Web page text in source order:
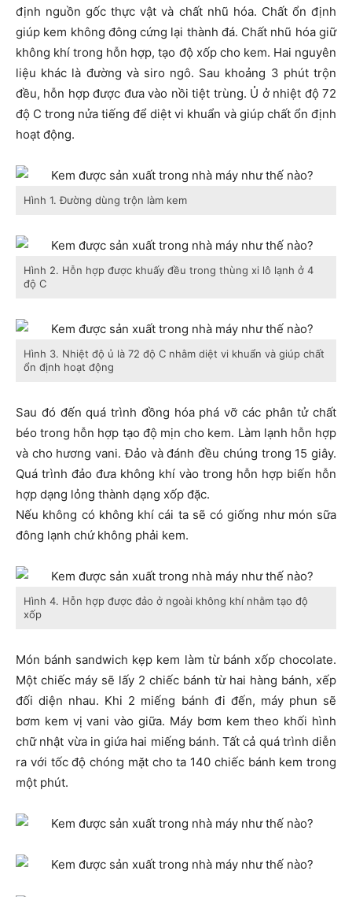
định nguồn gốc thực vật và chất nhũ hóa. Chất ổn định
giúp kem không đông cứng lại thành đá. Chất nhũ hóa giữ
không khí trong hỗn hợp, tạo độ xốp cho kem. Hai nguyên
liệu khác là đường và siro ngô. Sau khoảng 3 phút trộn
đều, hỗn hợp được đưa vào nồi tiệt trùng. Ủ ở nhiệt độ 72
độ C trong nửa tiếng để diệt vi khuẩn và giúp chất ổn định
hoạt động.
Hình 1. Đường dùng trộn làm kem
Hình 2. Hỗn hợp được khuấy đều trong thùng xi lô lạnh ở 4
độ C
Hình 3. Nhiệt độ ủ là 72 độ C nhằm diệt vi khuẩn và giúp chất
ổn định hoạt động
Sau đó đến quá trình đồng hóa phá vỡ các phân tử chất
béo trong hỗn hợp tạo độ mịn cho kem. Làm lạnh hỗn hợp
và cho hương vani. Đảo và đánh đều chúng trong 15 giây.
Quá trình đảo đưa không khí vào trong hỗn hợp biến hỗn
hợp dạng lỏng thành dạng xốp đặc.
Nếu không có không khí cái ta sẽ có giống như món sữa
đông lạnh chứ không phải kem.
Hình 4. Hỗn hợp được đảo ở ngoài không khí nhằm tạo độ
xốp
Món bánh sandwich kẹp kem làm từ bánh xốp chocolate.
Một chiếc máy sẽ lấy 2 chiếc bánh từ hai hàng bánh, xếp
đối diện nhau. Khi 2 miếng bánh đi đến, máy phun sẽ
bơm kem vị vani vào giữa. Máy bơm kem theo khối hình
chữ nhật vừa in giứa hai miếng bánh. Tất cả quá trình diễn
ra với tốc độ chóng mặt cho ta 140 chiếc bánh kem trong
một phút.